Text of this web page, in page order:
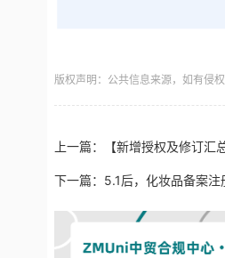
版权声明：公共信息来源，如有侵权
上一篇：
下一篇：